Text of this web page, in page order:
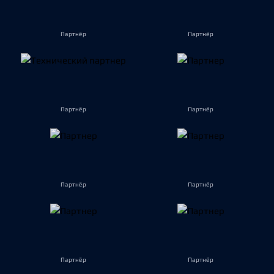
Партнёр Партнёр
Партнёр Партнёр
Партнёр Партнёр
Партнёр Партнёр